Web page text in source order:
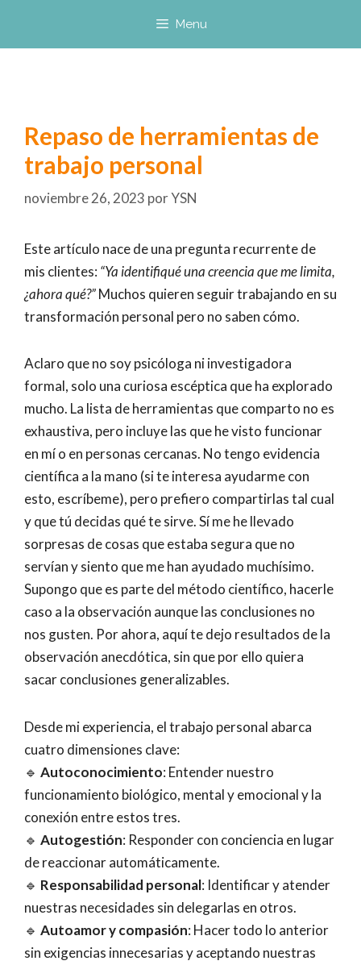
Menu
Repaso de herramientas de
trabajo personal
noviembre 26, 2023 porYSN
Este artículo nace de una pregunta recurrente de
mis clientes: “Ya identifiqué una creencia que me limita,
¿ahora qué?”Muchos quieren seguir trabajando en su
transformación personal pero no saben cómo.
Aclaro que no soy psicóloga ni investigadora
formal, solo una curiosa escéptica que ha explorado
mucho. La lista de herramientas que comparto no es
exhaustiva, pero incluye las que he visto funcionar
en mí o en personas cercanas. No tengo evidencia
científica a la mano (si te interesa ayudarme con
esto, escríbeme), pero prefiero compartirlas tal cual
y que tú decidas qué te sirve. Sí me he llevado
sorpresas de cosas que estaba segura que no
servían y siento que me han ayudado muchísimo.
Supongo que es parte del método científico, hacerle
caso a la observación aunque las conclusiones no
nos gusten. Por ahora, aquí te dejo resultados de la
observación anecdótica, sin que por ello quiera
sacar conclusiones generalizables.
Desde mi experiencia, el trabajo personal abarca
cuatro dimensiones clave:
🔹 Autoconocimiento: Entender nuestro
funcionamiento biológico, mental y emocional y la
conexión entre estos tres.
🔹 Autogestión: Responder con conciencia en lugar
de reaccionar automáticamente.
🔹 Responsabilidad personal: Identificar y atender
nuestras necesidades sin delegarlas en otros.
🔹 Autoamor y compasión: Hacer todo lo anterior
sin exigencias innecesarias y aceptando nuestras